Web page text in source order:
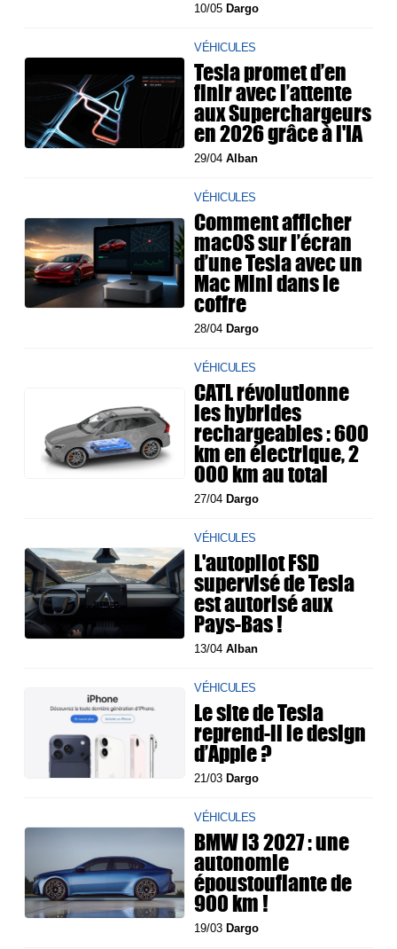
10/05 Dargo
VÉHICULES
Tesla promet d’en
finir avec l’attente
aux Superchargeurs
en 2026 grâce à l'IA
29/04Alban
VÉHICULES
Comment afficher
macOS sur l’écran
d’une Tesla avec un
Mac Mini dans le
coffre
28/04 Dargo
VÉHICULES
CATL révolutionne
les hybrides
rechargeables : 600
km en électrique, 2
000 km au total
27/04 Dargo
VÉHICULES
L'autopilot FSD
supervisé de Tesla
est autorisé aux
Pays-Bas !
13/04Alban
VÉHICULES
Le site de Tesla
reprend-il le design
d’Apple ?
21/03 Dargo
VÉHICULES
BMW i3 2027 : une
autonomie
époustouflante de
900 km !
19/03 Dargo